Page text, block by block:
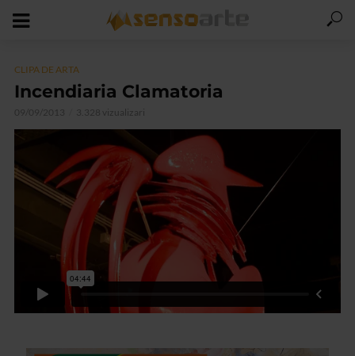
CLIPA DE ARTA
Incendiaria Clamatoria
09/09/2013 3.328 vizualizari